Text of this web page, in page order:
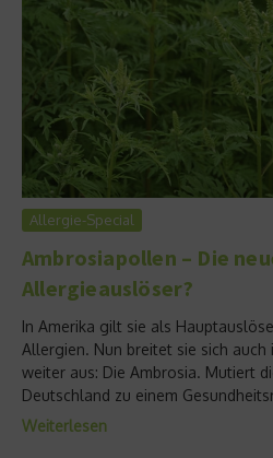
Allergie-Special
Ambrosiapollen – Die
Allergieauslöser?
In Amerika gilt sie als
Allergien. Nun breitet sie sich auch
weiter aus: Die Ambrosia. Mutiert
Deutschland zu einem
Weiterlesen